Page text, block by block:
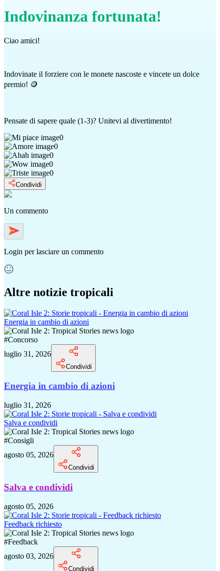
Indovinanza fortunata!
Ciao amici!
Indovinate il forziere con le monete nascoste e vincete un dolce
premio! 🪙
Pensate di sapere quale (1-3)? Unitevi al divertimento!
0
0
0
0
0
Condividi
Un commento
Login per lasciare un commento
Altre notizie tropicali
Energia in cambio di azioni
#Concorso
luglio 31, 2026
Condividi
Energia in cambio di azioni
luglio 31, 2026
Salva e condividi
#Consigli
agosto 05, 2026
Condividi
Salva e condividi
agosto 05, 2026
Feedback richiesto
#Feedback
agosto 03, 2026
Condividi